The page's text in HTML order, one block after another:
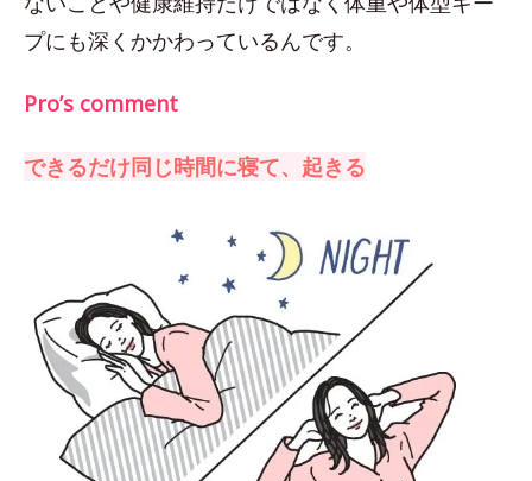
プにも深くかかわっているんです。
Pro’s comment
できるだけ同じ時間に寝て、起きる